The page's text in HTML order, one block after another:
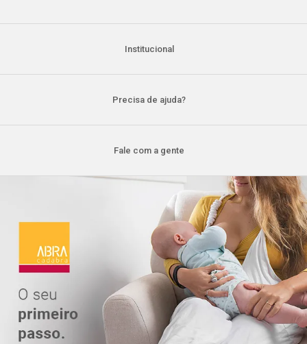
Institucional
Precisa de ajuda?
Fale com a gente